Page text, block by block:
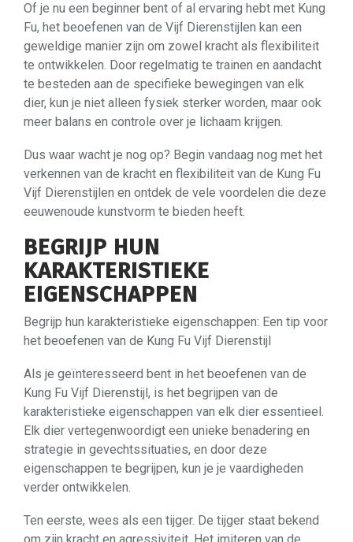
Of je nu een beginner bent of al ervaring hebt met Kung
Fu, het beoefenen van de Vijf Dierenstijlen kan een
geweldige manier zijn om zowel kracht als flexibiliteit
te ontwikkelen. Door regelmatig te trainen en aandacht
te besteden aan de specifieke bewegingen van elk
dier, kun je niet alleen fysiek sterker worden, maar ook
meer balans en controle over je lichaam krijgen.
Dus waar wacht je nog op? Begin vandaag nog met het
verkennen van de kracht en flexibiliteit van de Kung Fu
Vijf Dierenstijlen en ontdek de vele voordelen die deze
eeuwenoude kunstvorm te bieden heeft.
BEGRIJP HUN
KARAKTERISTIEKE
EIGENSCHAPPEN
Begrijp hun karakteristieke eigenschappen: Een tip voor
het beoefenen van de Kung Fu Vijf Dierenstijl
Als je geïnteresseerd bent in het beoefenen van de
Kung Fu Vijf Dierenstijl, is het begrijpen van de
karakteristieke eigenschappen van elk dier essentieel.
Elk dier vertegenwoordigt een unieke benadering en
strategie in gevechtssituaties, en door deze
eigenschappen te begrijpen, kun je je vaardigheden
verder ontwikkelen.
Ten eerste, wees als een tijger. De tijger staat bekend